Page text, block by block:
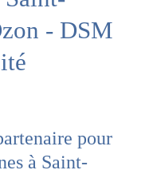
- DSM
pour
à Saint-